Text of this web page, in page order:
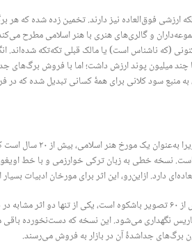
بلکه ارزشی فوق‌العاده نیز دارند. تخمین زده
و گالری‌های هنری با هنر اسلامی مطرح
(که ناشناس است) یا مالک قبلی تکه‌تکه
منبع سود کلانی برای همۀ کسانی تبدیل شده که در
است. نسخه خطی به زبان ترکی خوارزمی و با خط
دارد. ازاین‌رو، این اثر برای مورخان ادبیات
پاریس نگهداری می‌شود. این نسخه که دست‌نخورده
برگ‌های جداشدۀ آن در بازار به فروش می‌رسند.